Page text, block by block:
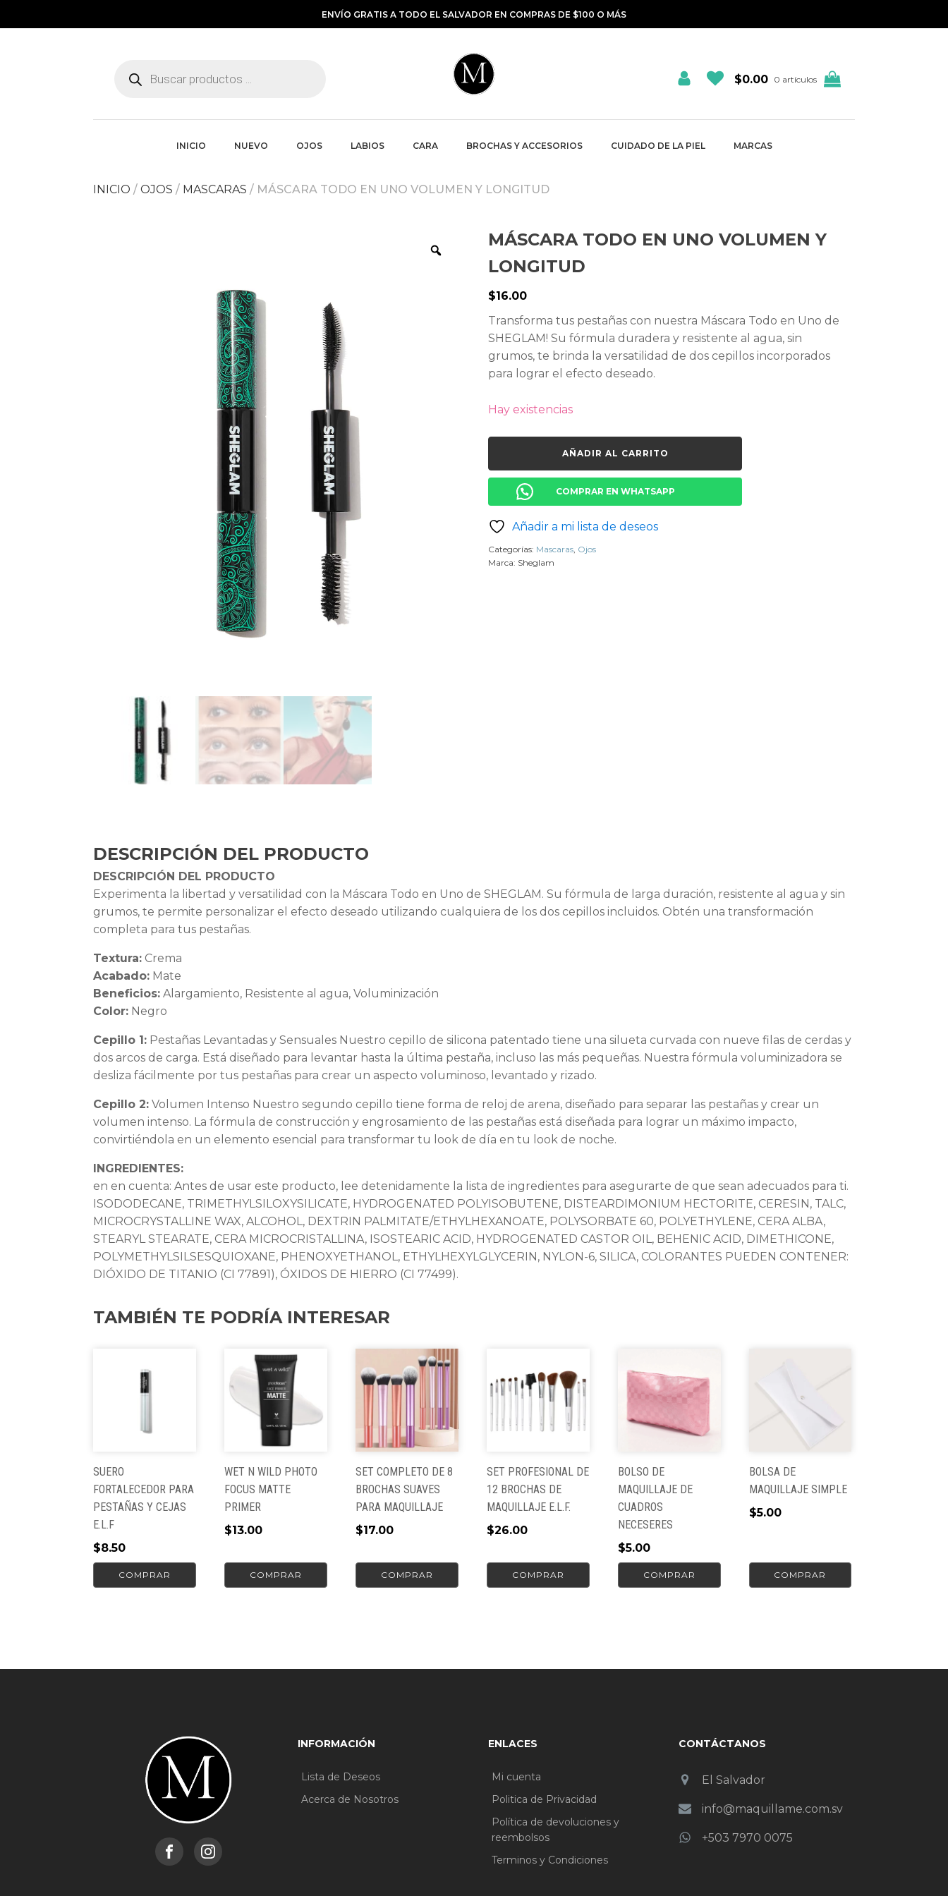
ENVÍO GRATIS A TODO EL SALVADOR EN COMPRAS DE $100 O MÁS
Búsqueda
$0.00 0 artículos
INICIO NUEVO OJOS LABIOS CARA BROCHAS Y ACCESORIOS CUIDADO DE LA PIEL MARCAS
INICIO / OJOS / MASCARAS / MÁSCARA TODO EN UNO VOLUMEN Y LONGITUD
MÁSCARA TODO EN UNO VOLUMEN Y
LONGITUD
$16.00
Transforma tus pestañas con nuestra Máscara Todo en Uno de
SHEGLAM! Su fórmula duradera y resistente al agua, sin
grumos, te brinda la versatilidad de dos cepillos incorporados
para lograr el efecto deseado.
Hay existencias
AÑADIR AL CARRITO
COMPRAR EN WHATSAPP
Añadir a mi lista de deseos
Categorías: Mascaras, Ojos
Marca: Sheglam
DESCRIPCIÓN DEL PRODUCTO
DESCRIPCIÓN DEL PRODUCTO
Experimenta la libertad y versatilidad con la Máscara Todo en Uno de SHEGLAM. Su fórmula de larga duración, resistente al agua y sin
grumos, te permite personalizar el efecto deseado utilizando cualquiera de los dos cepillos incluidos. Obtén una transformación
completa para tus pestañas.
Textura: Crema
Acabado: Mate
Beneficios: Alargamiento, Resistente al agua, Voluminización
Color: Negro
Cepillo 1: Pestañas Levantadas y Sensuales Nuestro cepillo de silicona patentado tiene una silueta curvada con nueve filas de cerdas y
dos arcos de carga. Está diseñado para levantar hasta la última pestaña, incluso las más pequeñas. Nuestra fórmula voluminizadora se
desliza fácilmente por tus pestañas para crear un aspecto voluminoso, levantado y rizado.
Cepillo 2: Volumen Intenso Nuestro segundo cepillo tiene forma de reloj de arena, diseñado para separar las pestañas y crear un
volumen intenso. La fórmula de construcción y engrosamiento de las pestañas está diseñada para lograr un máximo impacto,
convirtiéndola en un elemento esencial para transformar tu look de día en tu look de noche.
INGREDIENTES:
en en cuenta: Antes de usar este producto, lee detenidamente la lista de ingredientes para asegurarte de que sean adecuados para ti.
ISODODECANE, TRIMETHYLSILOXYSILICATE, HYDROGENATED POLYISOBUTENE, DISTEARDIMONIUM HECTORITE, CERESIN, TALC,
MICROCRYSTALLINE WAX, ALCOHOL, DEXTRIN PALMITATE/ETHYLHEXANOATE, POLYSORBATE 60, POLYETHYLENE, CERA ALBA,
STEARYL STEARATE, CERA MICROCRISTALLINA, ISOSTEARIC ACID, HYDROGENATED CASTOR OIL, BEHENIC ACID, DIMETHICONE,
POLYMETHYLSILSESQUIOXANE, PHENOXYETHANOL, ETHYLHEXYLGLYCERIN, NYLON-6, SILICA, COLORANTES PUEDEN CONTENER:
DIÓXIDO DE TITANIO (CI 77891), ÓXIDOS DE HIERRO (CI 77499).
TAMBIÉN TE PODRÍA INTERESAR
SUERO
FORTALECEDOR PARA
PESTAÑAS Y CEJAS
E.L.F
$8.50
COMPRAR
WET N WILD PHOTO
FOCUS MATTE
PRIMER
$13.00
COMPRAR
SET COMPLETO DE 8
BROCHAS SUAVES
PARA MAQUILLAJE
$17.00
COMPRAR
SET PROFESIONAL DE
12 BROCHAS DE
MAQUILLAJE E.L.F.
$26.00
COMPRAR
BOLSO DE
MAQUILLAJE DE
CUADROS
NECESERES
$5.00
COMPRAR
BOLSA DE
MAQUILLAJE SIMPLE
$5.00
COMPRAR
INFORMACIÓN
Lista de Deseos
Acerca de Nosotros
ENLACES
Mi cuenta
Politica de Privacidad
Política de devoluciones y
reembolsos
Terminos y Condiciones
CONTÁCTANOS
El Salvador
info@maquillame.com.sv
+503 7970 0075